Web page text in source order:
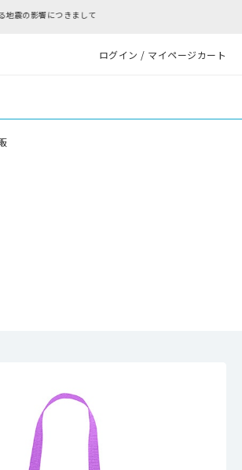
ログイン / マイページカート